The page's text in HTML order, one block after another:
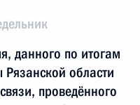
данного по итогам
области
проведённого